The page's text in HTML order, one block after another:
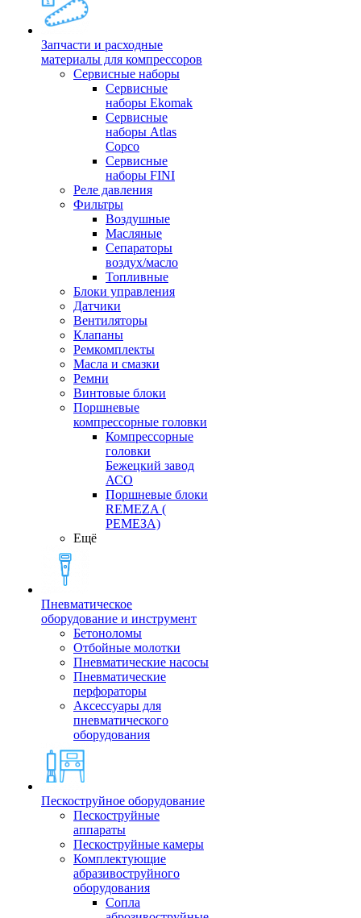
Запчасти и расходные
материалы для компрессоров
Cервисные наборы
Сервисные
наборы Ekomak
Cервисные
наборы Atlas
Copco
Сервисные
наборы FINI
Реле давления
Фильтры
Воздушные
Масляные
Сепараторы
воздух/масло
Топливные
Блоки управления
Датчики
Вентиляторы
Клапаны
Ремкомплекты
Масла и смазки
Ремни
Винтовые блоки
Поршневые
компрессорные головки
Компрессорные
головки
Бежецкий завод
АСО
Поршневые блоки
REMEZA (
РЕМЕЗА)
Ещё
Пневматическое
оборудование и инструмент
Бетоноломы
Отбойные молотки
Пневматические насосы
Пневматические
перфораторы
Аксессуары для
пневматического
оборудования
Пескоструйное оборудование
Пескоструйные
аппараты
Пескоструйные камеры
Комплектующие
абразивоструйного
оборудования
Сопла